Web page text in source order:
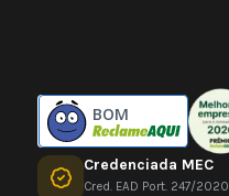
BOM
Credenciada MEC
Cred. EAD Port. 247/2020